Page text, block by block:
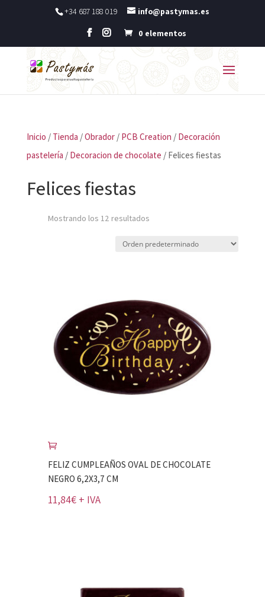
+34 687 188 019 info@pastymas.es
0 elementos
Inicio / Tienda /Obrador/ PCB Creation / Decoración
pastelería / Decoracion de chocolate / Felices fiestas
Felices fiestas
Mostrando los 12 resultados
FELIZ CUMPLEAÑOS OVAL DE CHOCOLATE
NEGRO 6,2X3,7 CM
11,84€ + IVA